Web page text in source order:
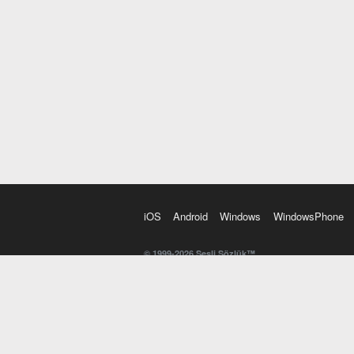
iOS Android Windows WindowsPhone
© 1999-2026 Sesli Sözlük™